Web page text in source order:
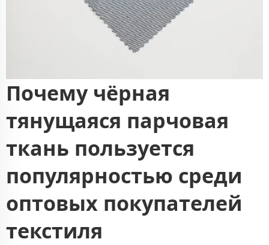
Почему чёрная
тянущаяся парчовая
ткань пользуется
популярностью среди
оптовых покупателей
текстиля